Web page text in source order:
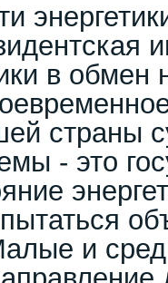
в
страны
- это
и